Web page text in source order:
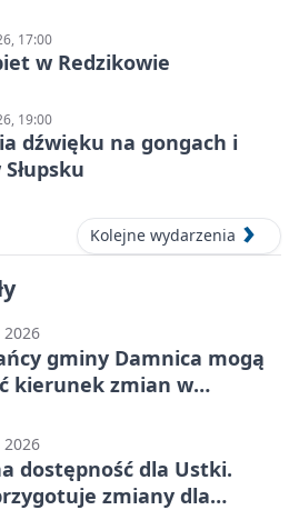
17:00
w Redzikowie
19:00
dźwięku na gongach i
Kolejne wydarzenia
gminy Damnica mogą
kierunek zmian w
dostępność dla Ustki.
zmiany dla